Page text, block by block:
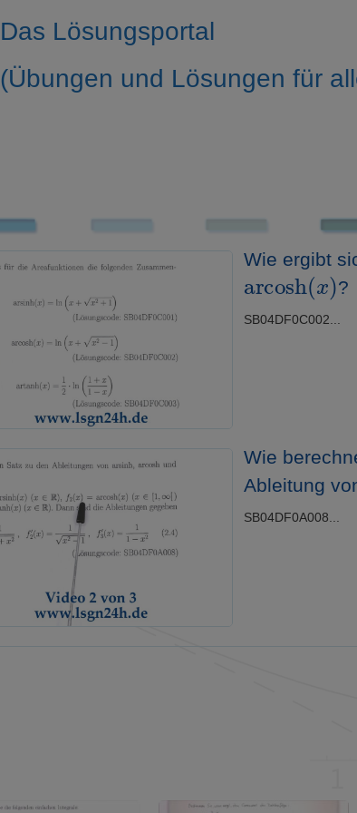
Das Lösungsportal
(Übungen und Lösungen für
Wie ergibt
arcosh(x)
?
SB04DF0C002...
Wie
Ableitung
SB04DF0A008...